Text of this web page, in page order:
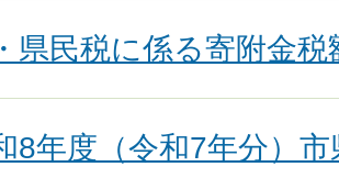
県民税に係る寄附金税
8年度（令和7年分）